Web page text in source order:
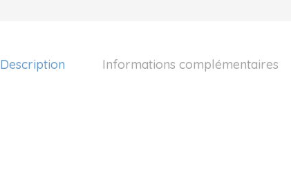
Description Informations complémentaires